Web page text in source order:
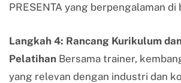
PRESENTA yang berpengalaman di
Langkah 4: Rancang Kurikulum
Pelatihan Bersama trainer,
yang relevan dengan industri dan